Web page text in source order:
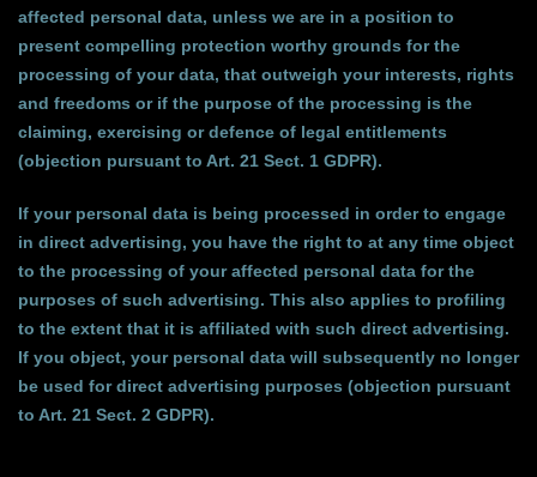
affected personal data, unless we are in a position to
present compelling protection worthy grounds for the
processing of your data, that outweigh your interests, rights
and freedoms or if the purpose of the processing is the
claiming, exercising or defence of legal entitlements
(objection pursuant to Art. 21 Sect. 1 GDPR).
If your personal data is being processed in order to engage
in direct advertising, you have the right to at any time object
to the processing of your affected personal data for the
purposes of such advertising. This also applies to profiling
to the extent that it is affiliated with such direct advertising.
If you object, your personal data will subsequently no longer
be used for direct advertising purposes (objection pursuant
to Art. 21 Sect. 2 GDPR).